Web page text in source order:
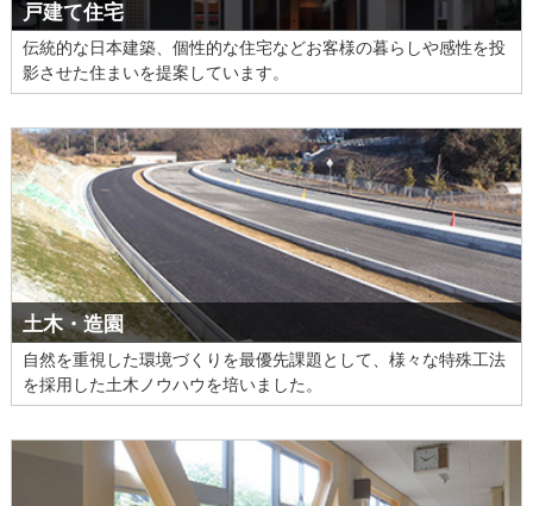
戸建て住宅
伝統的な日本建築、個性的な住宅などお客様の暮らしや感性を投
影させた住まいを提案しています。
土木・造園
自然を重視した環境づくりを最優先課題として、様々な特殊工法
を採用した土木ノウハウを培いました。